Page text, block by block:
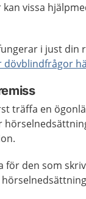
kan vissa
i just din
dövblindfrågor
träffa en
för den som